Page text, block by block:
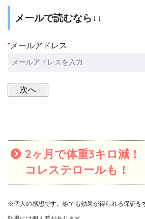
メールで読むなら↓↓
* メールアドレス
2ヶ月で体重3キロ減！
コレステロールも！
※個人の感想です。誰でも効果が得られる保証を